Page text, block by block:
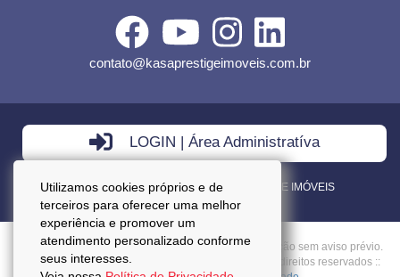
Utilizamos cookies próprios e de
terceiros para oferecer uma melhor
experiência e promover um
atendimento personalizado conforme
seus interesses.
contato@kasaprestigeimoveis.com.br
LOGIN | Área Administratíva
VENDA - LOCAÇÃO - ADMINISTRAÇÃO DE IMÓVEIS
Preços mencionados neste site estão sujeitos a alteração sem aviso prévio.
Copyright © 2026 - Kasa Prestige Imoveis :: Todos os direitos reservados ::